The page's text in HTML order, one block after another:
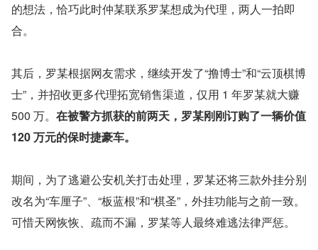
的想法，恰巧此时仲某联系罗某想成为代理，两人一拍即
合。
其后，罗某根据网友需求，继续开发了“撸博士”和“云顶棋博
士”，并招收更多代理拓宽销售渠道，仅用 1 年罗某就大赚
500 万。 在被警方抓获的前两天，罗某刚刚订购了一辆价值
120 万元的保时捷豪车。
期间，为了逃避公安机关打击处理，罗某还将三款外挂分别
改名为“车厘子”、“板蓝根”和“棋圣”，外挂功能与之前一致。
可惜天网恢恢、疏而不漏，罗某等人最终难逃法律严惩。